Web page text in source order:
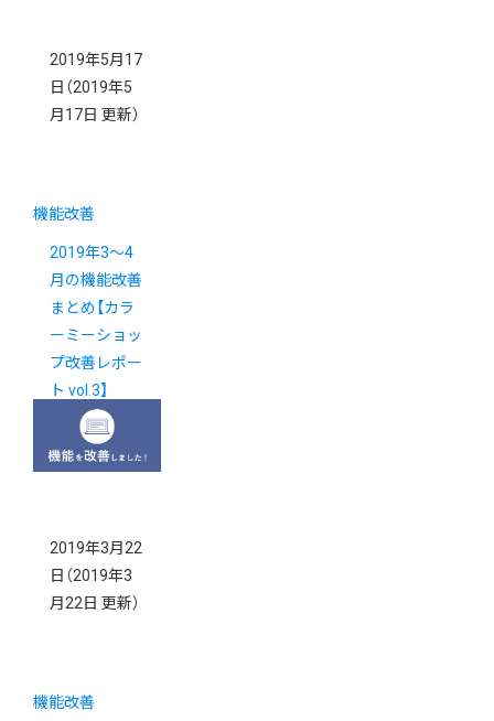
2019年5月17
日 （2019年5
月17日 更新）
機能改善
2019年3～4
月の機能改善
まとめ【カラ
ーミーショッ
プ改善レポー
ト vol.3】
2019年3月22
日 （2019年3
月22日 更新）
機能改善